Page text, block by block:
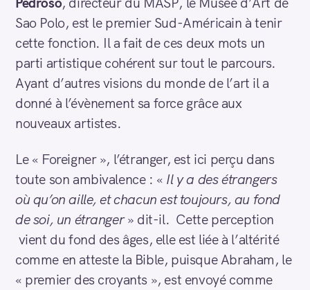
Sao Polo, est le premier Sud-Américain à tenir
cette fonction. Il a fait de ces deux mots un
parti artistique cohérent sur tout le parcours.
Ayant d’autres visions du monde de l’art il a
donné à l’évènement sa force grâce aux
nouveaux artistes.
Le « Foreigner », l’étranger, est ici perçu dans
toute son ambivalence : « Il y a des étrangers
où qu’on aille, et chacun est toujours, au fond
de soi, un étranger» dit-il. Cette perception
vient du fond des âges, elle est liée à l’altérité
comme en atteste la Bible, puisque Abraham, le
« premier des croyants », est envoyé comme